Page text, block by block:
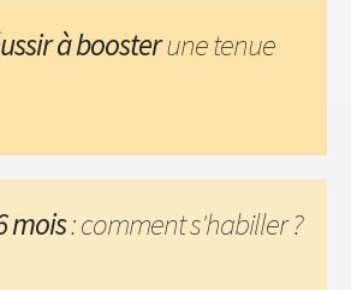
à boosterune tenue
mois: comment s'habiller ?